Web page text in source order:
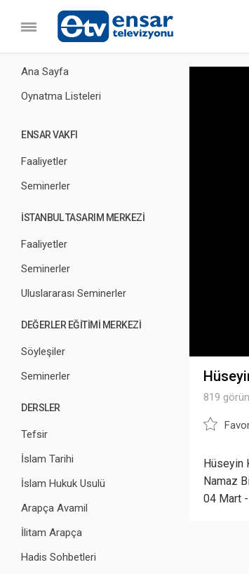
Ana Sayfa
Oynatma Listeleri
ENSAR VAKFI
Faaliyetler
Seminerler
İSTANBUL TASARIM MERKEZİ
Faaliyetler
Seminerler
Uluslararası Seminerler
DEĞERLER EĞİTİMİ MERKEZİ
Söyleşiler
Seminerler
DERSLER
Tefsir
İslam Tarihi
İslam Hukuk Usulü
Arapça Avamil
İlitam Arapça
Hadis Sohbetleri
819
Hüseyin
Namaz
04 Mart